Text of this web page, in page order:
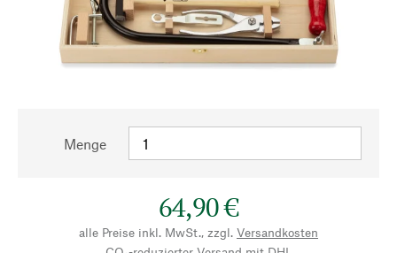
Menge
64,90 €
alle Preise inkl. MwSt., zzgl. Versandkosten